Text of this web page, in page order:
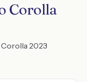
Corolla
2023